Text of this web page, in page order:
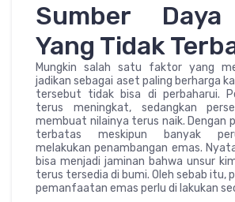
Sumber
Yang Tidak
Mungkin salah satu faktor yang
jadikan sebagai aset paling berharga
tersebut tidak bisa di perbaharui.
terus meningkat, sedangkan
membuat nilainya terus naik. Dengan
terbatas meskipun banyak
melakukan penambangan emas.
bisa menjadi jaminan bahwa unsur
terus tersedia di bumi. Oleh sebab itu,
pemanfaatan emas perlu di lakukan